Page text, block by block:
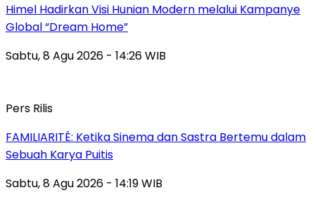
Himel Hadirkan Visi Hunian Modern melalui Kampanye
Global “Dream Home”
Sabtu, 8 Agu 2026 - 14:26 WIB
Pers Rilis
FAMILIARITÉ: Ketika Sinema dan Sastra Bertemu dalam
Sebuah Karya Puitis
Sabtu, 8 Agu 2026 - 14:19 WIB